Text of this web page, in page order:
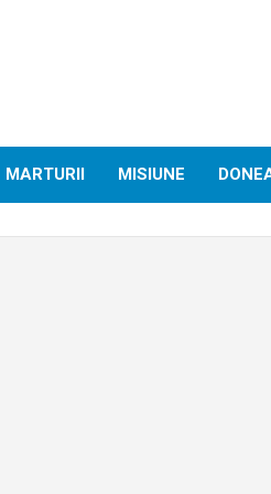
MARTURII MISIUNE